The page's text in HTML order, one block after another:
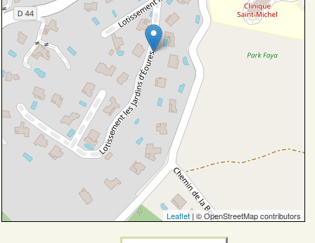
Leaflet | © OpenStreetMap contributors